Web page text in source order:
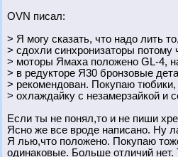
OVN писал:
> Я могу сказать, что надо лить
> сдохли синхронизаторы
> моторы Ямаха положено GL-4,
> в редукторе Я30 бронзовые
> рекомендован. Покупаю
> охлаждайку с незамерзайкой и
Если ты не понял,то и не пиши
Ясно же все вроде написано. Ну
Я лью,что положено. Покупаю
одинаковые. Больше отличий нет.